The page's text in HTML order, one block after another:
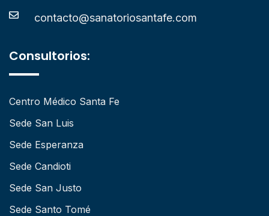
contacto@sanatoriosantafe.com
Consultorios:
Centro Médico Santa Fe
Sede San Luis
Sede Esperanza
Sede Candioti
Sede San Justo
Sede Santo Tomé